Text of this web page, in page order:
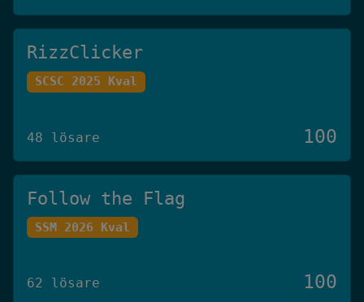
RizzClicker
SCSC 2025 Kval
48 lösare 100
Follow the Flag
SSM 2026 Kval
62 lösare 100